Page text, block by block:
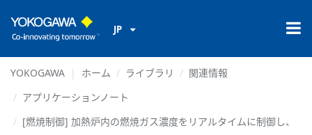
JP
YOKOGAWA ホーム ライブラリ
関連情報
アプリケーションノート
[燃焼制御] 加熱炉内の燃焼ガス濃度をリアルタイムに制御し、